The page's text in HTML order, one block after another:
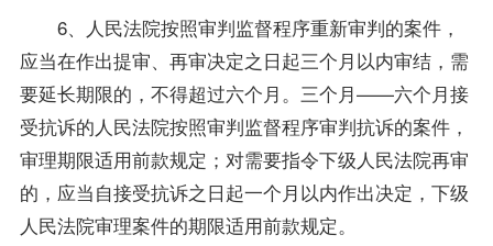
6、人民法院按照审判监督程序重新审判的案件，
应当在作出提审、再审决定之日起三个月以内审结，需
要延长期限的，不得超过六个月。三个月——六个月接
受抗诉的人民法院按照审判监督程序审判抗诉的案件，
审理期限适用前款规定；对需要指令下级人民法院再审
的，应当自接受抗诉之日起一个月以内作出决定，下级
人民法院审理案件的期限适用前款规定。